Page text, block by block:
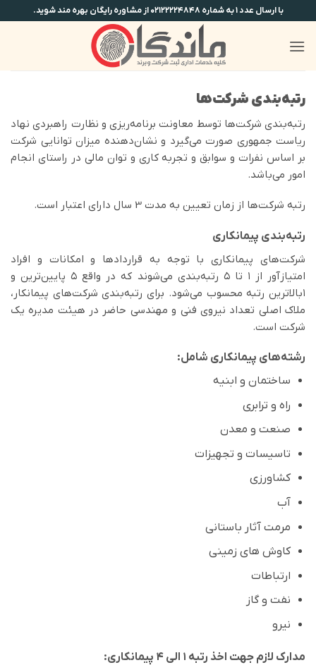
to
content
با ارسال عدد ۱ به شماره ۰۲۱۲۲۲۲۴۸۴۸ از مشاوره رایگان بهره مند شوید.
رتبه‌بندی شرکت‌ها
رتبه‌بندی شرکت‌ها توسط معاونت برنامه‌ریزی و نظارت راهبردی نهاد
ریاست جمهوری صورت می‌گیرد و نشان‌دهنده میزان توانایی شرکت
بر اساس نفرات و سوابق و تجربه کاری و توان مالی در راستای انجام
امور می‌باشد.
رتبه شرکت‌ها از زمان تعیین به مدت 3 سال دارای اعتبار است.
رتبه‌بندی پیمانکاری
شرکت‌های پیمانکاری با توجه به قراردادها و امکانات و افراد
امتیازآور از ۱ تا ۵ رتبه‌بندی می‌شوند که در واقع ۵ پایین‌ترین و
۱بالاترین رتبه محسوب می‌شود. برای رتبه‌بندی شرکت‌­های پیمانکار،
ملاک اصلی تعداد نیروی فنی و مهندسی حاضر در هیئت مدیره یک
شرکت است.
رشته‌های پیمانکاری شامل:
ساختمان و ابنیه
راه و ترابری
صنعت و معدن
تاسیسات و تجهیزات
کشاورزی
آب
مرمت آثار باستانی
کاوش های زمینی
ارتباطات
نفت و گاز
نیرو
مدارک لازم جهت اخذ رتبه­ ۱ الی ۴ پیمانکاری: